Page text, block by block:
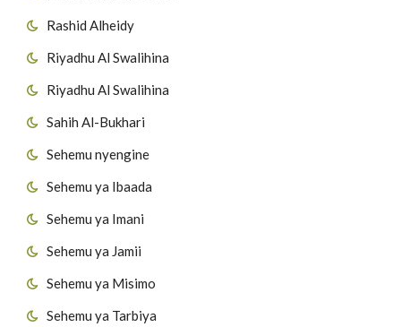
Rashid Alheidy
Riyadhu Al Swalihina
Riyadhu Al Swalihina
Sahih Al-Bukhari
Sehemu nyengine
Sehemu ya Ibaada
Sehemu ya Imani
Sehemu ya Jamii
Sehemu ya Misimo
Sehemu ya Tarbiya